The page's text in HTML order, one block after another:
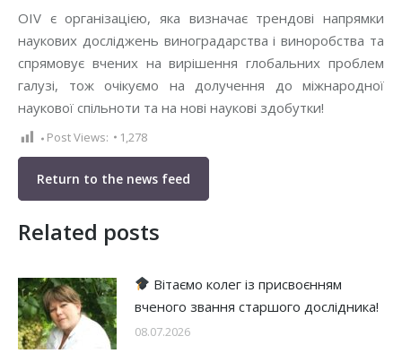
OIV є організацією, яка визначає трендові напрямки
наукових досліджень виноградарства і виноробства та
спрямовує вчених на вирішення глобальних проблем
галузі, тож очікуємо на долучення до міжнародної
наукової спільноти та на нові наукові здобутки!
Post Views: 1,278
Return to the news feed
Related posts
Вітаємо колег із присвоєнням
вченого звання старшого дослідника!
08.07.2026